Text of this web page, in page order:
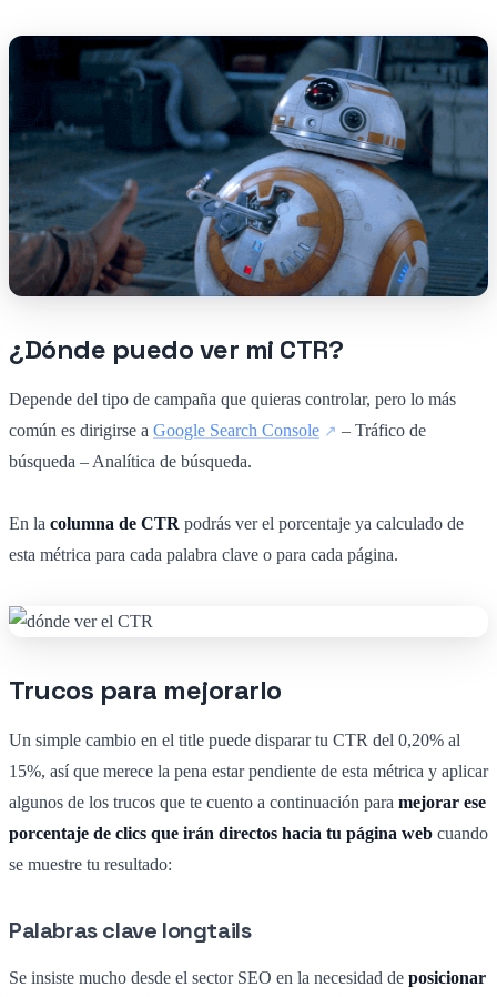
¿Dónde puedo ver mi CTR?
Depende del tipo de campaña que quieras controlar, pero lo más
común es dirigirse a Google Search Console
– Tráfico de
búsqueda – Analítica de búsqueda.
En la columna de CTR podrás ver el porcentaje ya calculado de
esta métrica para cada palabra clave o para cada página.
Trucos para mejorarlo
Un simple cambio en el title puede disparar tu CTR del 0,20% al
15%, así que merece la pena estar pendiente de esta métrica y aplicar
algunos de los trucos que te cuento a continuación para mejorar ese
porcentaje de clics que irán directos hacia tu página web cuando
se muestre tu resultado:
Palabras clave longtails
Se insiste mucho desde el sector SEO en la necesidad de posicionar